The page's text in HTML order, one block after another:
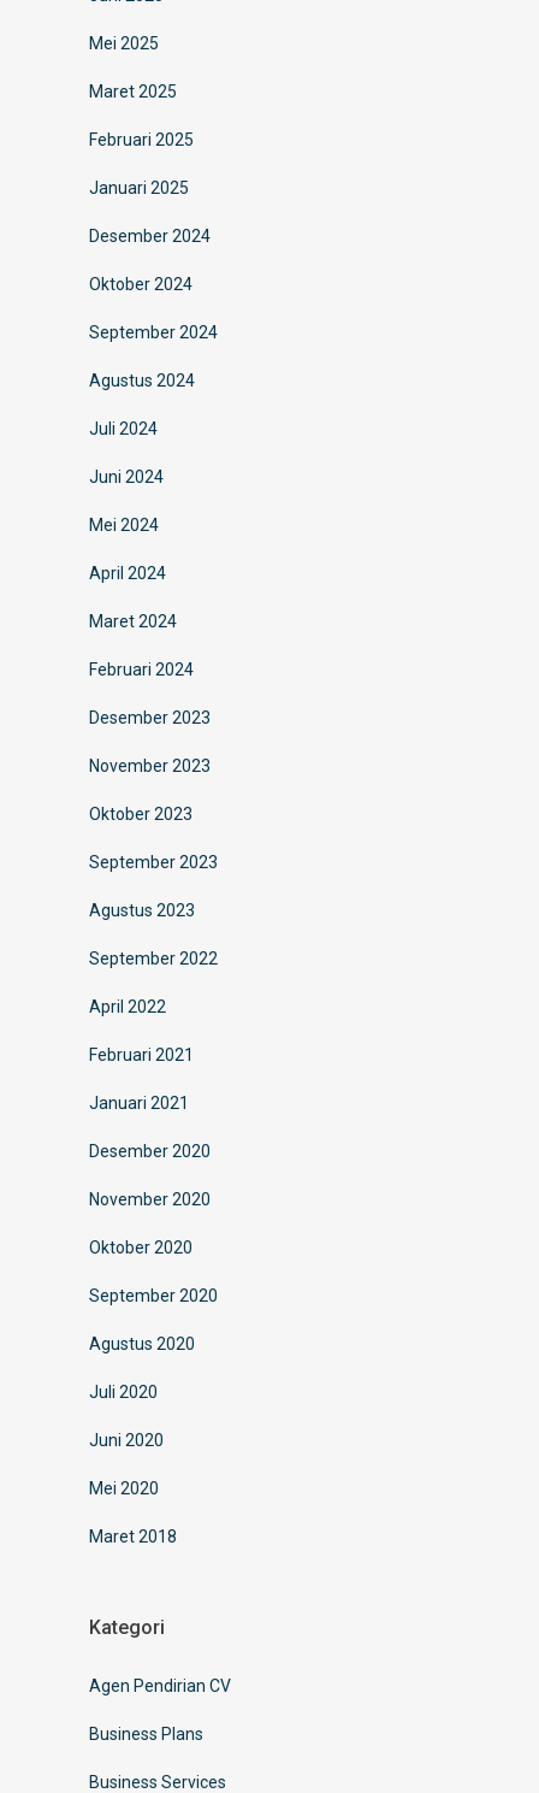
Mei 2025
Maret 2025
Februari 2025
Januari 2025
Desember 2024
Oktober 2024
September 2024
Agustus 2024
Juli 2024
Juni 2024
Mei 2024
April 2024
Maret 2024
Februari 2024
Desember 2023
November 2023
Oktober 2023
September 2023
Agustus 2023
September 2022
April 2022
Februari 2021
Januari 2021
Desember 2020
November 2020
Oktober 2020
September 2020
Agustus 2020
Juli 2020
Juni 2020
Mei 2020
Maret 2018
Kategori
Agen Pendirian CV
Business Plans
Business Services